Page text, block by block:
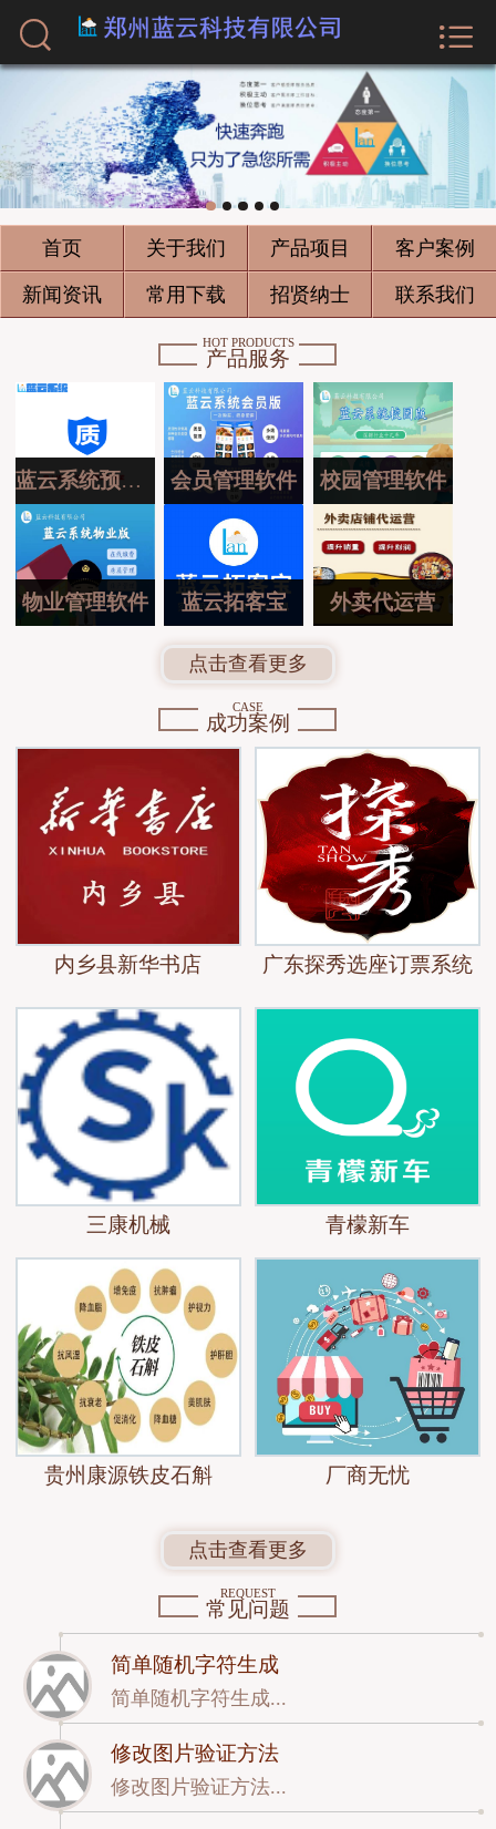

关于我们
产品项目
客户案例
新闻资讯
常用下载
联系我们


首页 关于我们 产品项目 客户案例
新闻资讯 常用下载 招贤纳士 联系我们
HOT PRODUCTS
产品服务
蓝云系统预约版 会员管理软件 校园管理软件
物业管理软件 蓝云拓客宝 外卖代运营
点击查看更多
CASE
成功案例
内乡县新华书店 广东探秀选座订票系统
三康机械 青檬新车
贵州康源铁皮石斛 厂商无忧
点击查看更多
REQUEST
常见问题
简单随机字符生成
简单随机字符生成...
修改图片验证方法
修改图片验证方法...